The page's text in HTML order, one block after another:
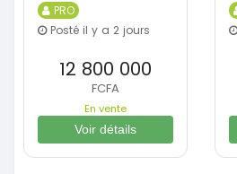
PRO
Posté il y a 2 jours
12 800 000
FCFA
En vente
Voir détails